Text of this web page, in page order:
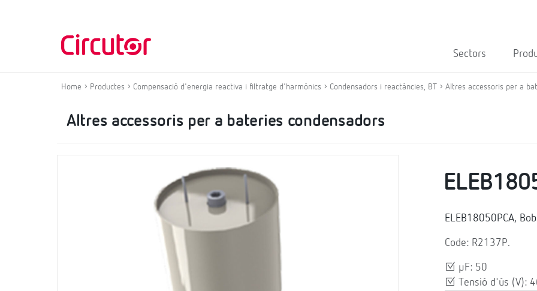
Sectors
Home Productes Compensació d'energia reactiva i filtratge d'harmònics Condensadors i reactàncies, BT Altres accessoris per a
Altres accessoris per a bateries condensadors
ELEB18050PCA,
Code: R2137P.
μF: 50
Tensió d'ús (V):